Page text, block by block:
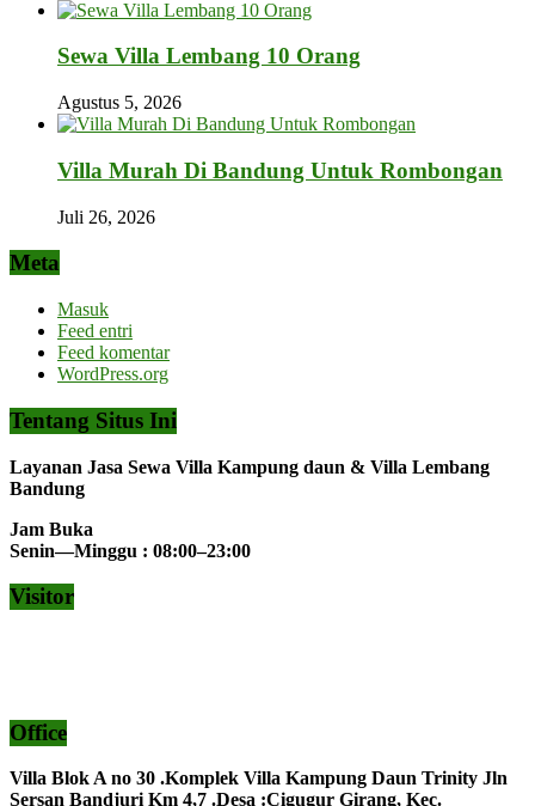
Sewa Villa Lembang 10 Orang
Agustus 5, 2026
Villa Murah Di Bandung Untuk Rombongan
Juli 26, 2026
Meta
Masuk
Feed entri
Feed komentar
WordPress.org
Tentang Situs Ini
Layanan Jasa Sewa Villa Kampung daun & Villa Lembang
Bandung
Jam Buka
Senin—Minggu : 08:00–23:00
Visitor
Office
Villa Blok A no 30 .Komplek Villa Kampung Daun Trinity Jln
Sersan Bandjuri Km 4,7 .Desa :Cigugur Girang, Kec.